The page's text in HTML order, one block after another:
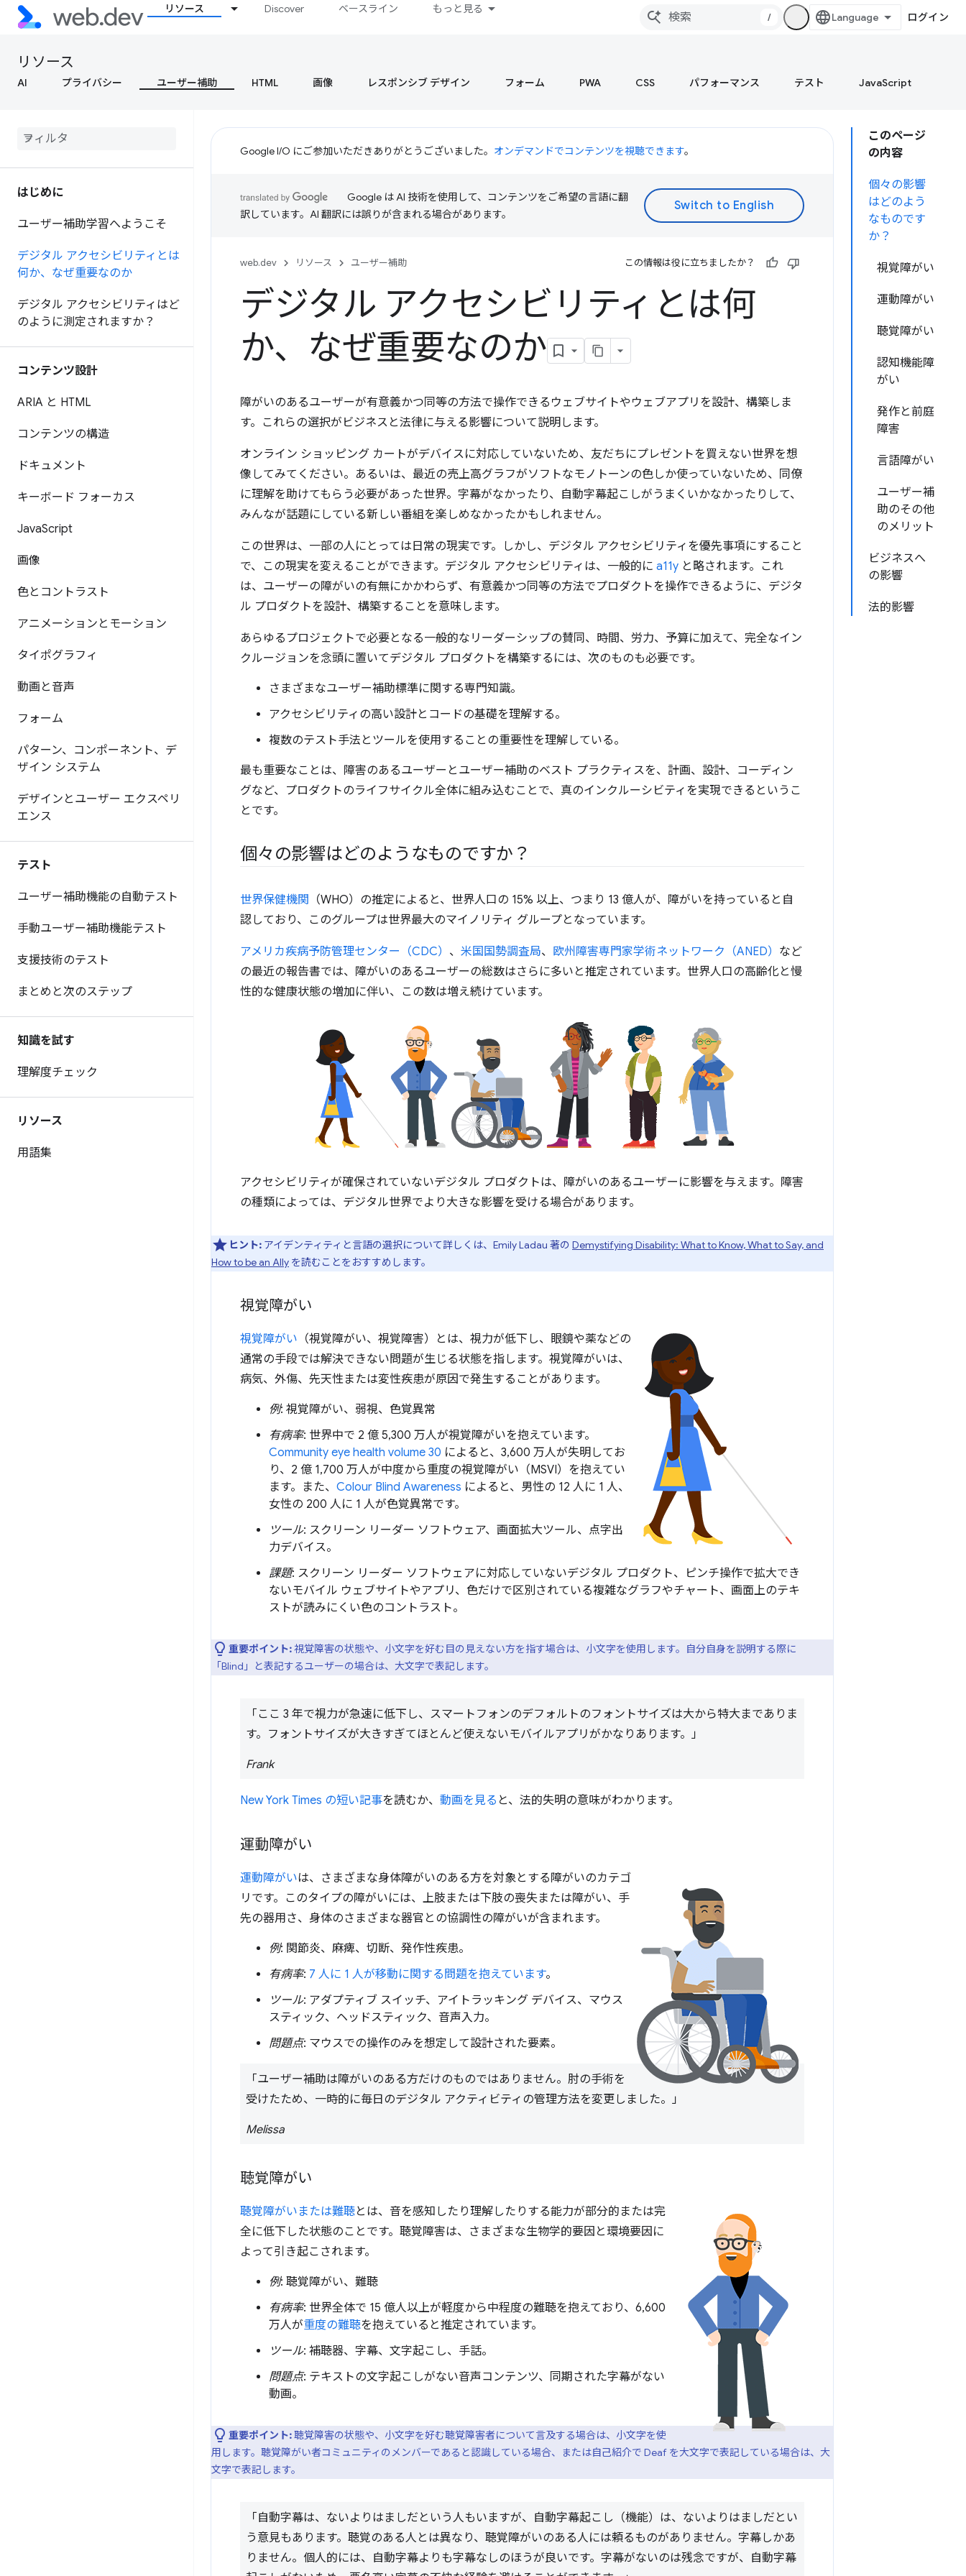
リソース Discover ベースライン もっと見る
/ ログイン
リソース
AI プライバシー ユーザー補助 HTML 画像 レスポンシブ デザイン フォーム PWA CSS パフォーマンス テスト JavaScript
はじめに
ユーザー補助学習へようこそ
デジタル アクセシビリティとは
何か、なぜ重要なのか
デジタル アクセシビリティはど
のように測定されますか？
コンテンツ設計
ARIA と HTML
コンテンツの構造
ドキュメント
キーボード フォーカス
JavaScript
画像
色とコントラスト
アニメーションとモーション
タイポグラフィ
動画と音声
フォーム
パターン、コンポーネント、デ
ザイン システム
デザインとユーザー エクスペリ
エンス
テスト
ユーザー補助機能の自動テスト
手動ユーザー補助機能テスト
支援技術のテスト
まとめと次のステップ
知識を試す
理解度チェック
リソース
用語集
このページ
の内容
個々の影響
はどのよう
なものです
か？
視覚障がい
運動障がい
聴覚障がい
認知機能障
がい
発作と前庭
障害
言語障がい
ユーザー補
助のその他
のメリット
ビジネスへ
の影響
法的影響
Google I/O にご参加いただきありがとうございました。 オンデマンドでコンテンツを視聴できます。
Google は AI 技術を使用して、コンテンツをご希望の言語に翻
訳しています。AI 翻訳には誤りが含まれる場合があります。
web.dev リソース ユーザー補助 この情報は役に立ちましたか？
デジタル アクセシビリティとは何
か、なぜ重要なのか
障がいのあるユーザーが有意義かつ同等の方法で操作できるウェブサイトやウェブアプリを設計、構築しま
す。これらの選択がビジネスと法律に与える影響について説明します。
オンライン ショッピング カートがデバイスに対応していないため、友だちにプレゼントを買えない世界を想
像してみてください。あるいは、最近の売上高グラフがソフトなモノトーンの色しか使っていないため、同僚
に理解を助けてもらう必要があった世界。字幕がなかったり、自動字幕起こしがうまくいかなかったりして、
みんなが話題にしている新しい番組を楽しめなかったかもしれません。
この世界は、一部の人にとっては日常の現実です。しかし、デジタル アクセシビリティを優先事項にすること
で、この現実を変えることができます。デジタル アクセシビリティは、一般的に a11y と略されます。これ
は、ユーザーの障がいの有無にかかわらず、有意義かつ同等の方法でプロダクトを操作できるように、デジタ
ル プロダクトを設計、構築することを意味します。
あらゆるプロジェクトで必要となる一般的なリーダーシップの賛同、時間、労力、予算に加えて、完全なイン
クルージョンを念頭に置いてデジタル プロダクトを構築するには、次のものも必要です。
さまざまなユーザー補助標準に関する専門知識。
アクセシビリティの高い設計とコードの基礎を理解する。
複数のテスト手法とツールを使用することの重要性を理解している。
最も重要なことは、障害のあるユーザーとユーザー補助のベスト プラクティスを、計画、設計、コーディン
グなど、プロダクトのライフサイクル全体に組み込むことで、真のインクルーシビティを実現できるというこ
とです。
個々の影響はどのようなものですか？
世界保健機関 （WHO）の推定によると、世界人口の 15% 以上、つまり 13 億人が、障がいを持っていると自
認しており、このグループは世界最大のマイノリティ グループとなっています。
アメリカ疾病予防管理センター（CDC） 、 米国国勢調査局、 欧州障害専門家学術ネットワーク（ANED） など
の最近の報告書では、障がいのあるユーザーの総数はさらに多いと推定されています。世界人口の高齢化と慢
性的な健康状態の増加に伴い、この数は増え続けています。
アクセシビリティが確保されていないデジタル プロダクトは、障がいのあるユーザーに影響を与えます。障害
の種類によっては、デジタル世界でより大きな影響を受ける場合があります。
ヒント: アイデンティティと言語の選択について詳しくは、Emily Ladau 著の Demystifying Disability: What to Know, What to Say, and
How to be an Ally を読むことをおすすめします。
視覚障がい
視覚障がい （視覚障がい、視覚障害）とは、視力が低下し、眼鏡や薬などの
通常の手段では解決できない問題が生じる状態を指します。視覚障がいは、
病気、外傷、先天性または変性疾患が原因で発生することがあります。
例: 視覚障がい、弱視、色覚異常
有病率: 世界中で 2 億 5,300 万人が視覚障がいを抱えています。
Community eye health volume 30 によると、3,600 万人が失明してお
り、2 億 1,700 万人が中度から重度の視覚障がい（MSVI）を抱えてい
ます。また、 Colour Blind Awareness によると、男性の 12 人に 1 人、
女性の 200 人に 1 人が色覚異常です。
ツール: スクリーン リーダー ソフトウェア、画面拡大ツール、点字出
力デバイス。
課題: スクリーン リーダー ソフトウェアに対応していないデジタル プロダクト、ピンチ操作で拡大でき
ないモバイル ウェブサイトやアプリ、色だけで区別されている複雑なグラフやチャート、画面上のテキ
ストが読みにくい色のコントラスト。
重要ポイント:視覚障害の状態や、小文字を好む目の見えない方を指す場合は、小文字を使用します。自分自身を説明する際に
「Blind」と表記するユーザーの場合は、大文字で表記します。
「ここ 3 年で視力が急速に低下し、スマートフォンのデフォルトのフォントサイズは大から特大までありま
す。フォントサイズが大きすぎてほとんど使えないモバイルアプリがかなりあります。」
Frank
New York Times の短い記事を読むか、 動画を見る と、法的失明の意味がわかります。
運動障がい
運動障がいは、さまざまな身体障がいのある方を対象とする障がいのカテゴ
リです。このタイプの障がいには、上肢または下肢の喪失または障がい、手
先の器用さ、身体のさまざまな器官との協調性の障がいが含まれます。
例: 関節炎、麻痺、切断、発作性疾患。
有病率: 7 人に 1 人が移動に関する問題を抱えています。
ツール: アダプティブ スイッチ、アイトラッキング デバイス、マウス
スティック、ヘッドスティック、音声入力。
問題点: マウスでの操作のみを想定して設計された要素。
「ユーザー補助は障がいのある方だけのものではありません。肘の手術を
受けたため、一時的に毎日のデジタル アクティビティの管理方法を変更しました。」
Melissa
聴覚障がい
聴覚障がいまたは難聴とは、音を感知したり理解したりする能力が部分的または完
全に低下した状態のことです。聴覚障害は、さまざまな生物学的要因と環境要因に
よって引き起こされます。
例: 聴覚障がい、難聴
有病率: 世界全体で 15 億人以上が軽度から中程度の難聴を抱えており、6,600
万人が重度の難聴を抱えていると推定されています。
ツール: 補聴器、字幕、文字起こし、手話。
問題点: テキストの文字起こしがない音声コンテンツ、同期された字幕がない
動画。
重要ポイント:聴覚障害の状態や、小文字を好む聴覚障害者について言及する場合は、小文字を使
用します。聴覚障がい者コミュニティのメンバーであると認識している場合、または自己紹介で Deaf を大文字で表記している場合は、大
文字で表記します。
「自動字幕は、ないよりはましだという人もいますが、自動字幕起こし（機能）は、ないよりはましだとい
う意見もあります。聴覚のある人とは異なり、聴覚障がいのある人には頼るものがありません。字幕しかあ
りません。個人的には、自動字幕よりも字幕なしのほうが良いです。字幕がないのは残念ですが、自動字幕